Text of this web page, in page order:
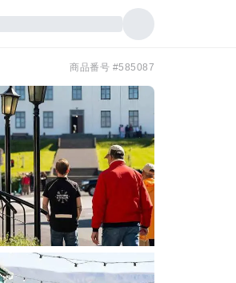
商品番号 #585087